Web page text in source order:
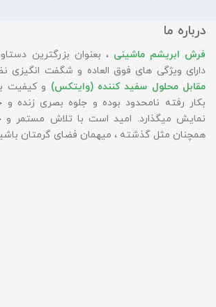
درباره ما
فرش ابریشم ماشینی ، بعنوان بزرگترین
دارای ویژگی های فوق العاده و شگفت انگیزی
مقابل محلول سفید کننده (وایتکس) و کیفیت
بکار رفته نامحدود بوده و جلوه بصری زنده و
نمایش میگذارد. امید است با تلاش مستمر و
همچنان مثل گذشته ، میهمان فضای گرمتان